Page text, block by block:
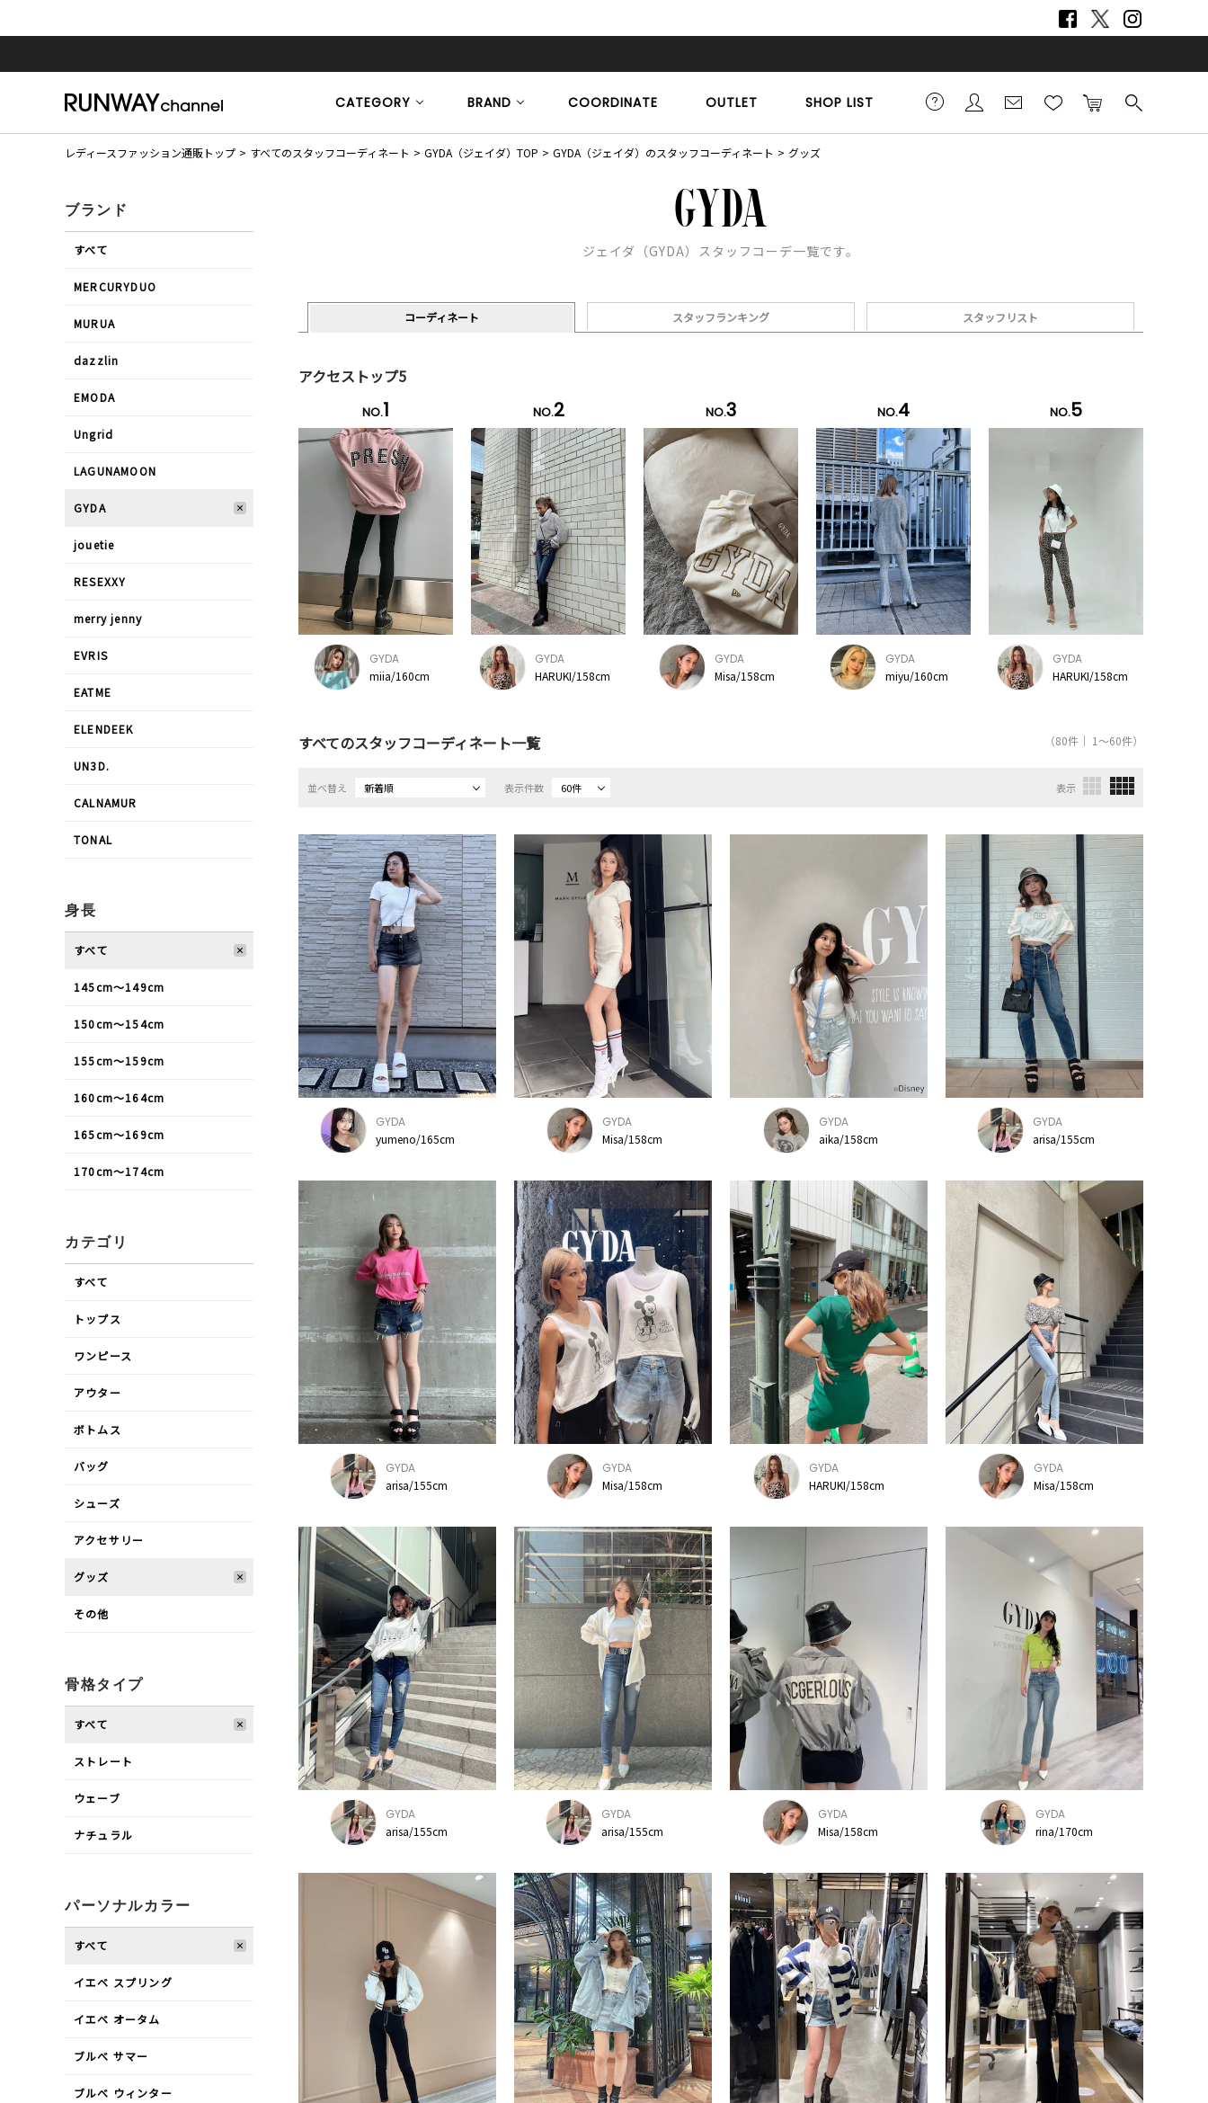
CATEGORY BRAND COORDINATE OUTLET SHOP LIST
レディースファッション通販トップ すべてのスタッフコーディネート GYDA（ジェイダ）TOP GYDA（ジェイダ）のスタッフコーディネート グッズ
ジェイダ（GYDA）スタッフコーデ一覧です。
コーディネート スタッフランキング スタッフリスト
アクセストップ5
NO.1
GYDA
miia/160cm
NO.2
GYDA
HARUKI/158cm
NO.3
GYDA
Misa/158cm
NO.4
GYDA
miyu/160cm
NO.5
GYDA
HARUKI/158cm
すべてのスタッフコーディネート一覧 （80件｜ 1～60件）
並べ替え 新着順 表示件数 60件 表示
GYDA
yumeno/165cm
GYDA
Misa/158cm
GYDA
aika/158cm
GYDA
arisa/155cm
GYDA
arisa/155cm
GYDA
Misa/158cm
GYDA
HARUKI/158cm
GYDA
Misa/158cm
GYDA
arisa/155cm
GYDA
arisa/155cm
GYDA
Misa/158cm
GYDA
rina/170cm
ブランド
すべて
MERCURYDUO
MURUA
dazzlin
EMODA
Ungrid
LAGUNAMOON
GYDA
jouetie
RESEXXY
merry jenny
EVRIS
EATME
ELENDEEK
UN3D.
CALNAMUR
TONAL
身長
すべて
145cm〜149cm
150cm〜154cm
155cm〜159cm
160cm〜164cm
165cm〜169cm
170cm〜174cm
カテゴリ
すべて
トップス
ワンピース
アウター
ボトムス
バッグ
シューズ
アクセサリー
グッズ
その他
骨格タイプ
すべて
ストレート
ウェーブ
ナチュラル
パーソナルカラー
すべて
イエベ スプリング
イエベ オータム
ブルべ サマー
ブルべ ウィンター